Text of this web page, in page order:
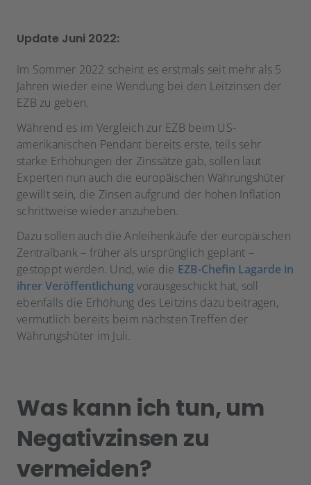
Update Juni 2022:
Im Sommer 2022 scheint es erstmals seit mehr als 5
Jahren wieder eine Wendung bei den Leitzinsen der
EZB zu geben.
Während es im Vergleich zur EZB beim US-
amerikanischen Pendant bereits erste, teils sehr
starke Erhöhungen der Zinssätze gab, sollen laut
Experten nun auch die europäischen Währungshüter
gewillt sein, die Zinsen aufgrund der hohen Inflation
schrittweise wieder anzuheben.
Dazu sollen auch die Anleihenkäufe der europäischen
Zentralbank – früher als ursprünglich geplant –
gestoppt werden. Und, wie die EZB-Chefin Lagarde in
ihrer Veröffentlichungvorausgeschickt hat, soll
ebenfalls die Erhöhung des Leitzins dazu beitragen,
vermutlich bereits beim nächsten Treffen der
Währungshüter im Juli.
Was kann ich tun, um
Negativzinsen zu
vermeiden?